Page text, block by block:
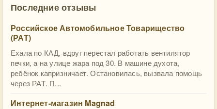
Последние отзывы
Российское Автомобильное Товарищество
(РАТ)
Ехала по КАД, вдруг перестал работать вентилятор
печки, а на улице жара под 30. В машине духота,
ребёнок капризничает. Остановилась, вызвала помощь
через РАТ. П...
Интернет-магазин Magnad